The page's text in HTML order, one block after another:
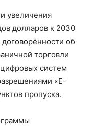
увеличения
долларов к 2030
договорённости об
торговли
систем
«E-
пропуска.